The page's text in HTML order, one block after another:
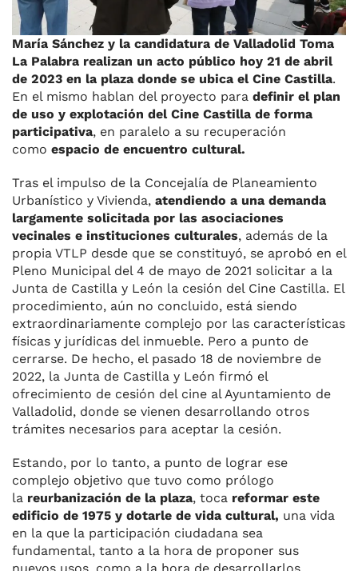
María Sánchez y la candidatura de Valladolid Toma
La Palabra realizan un acto público hoy 21 de abril
de 2023 en la plaza donde se ubica el Cine Castilla.
En el mismo hablan del proyecto para definir el plan
de uso y explotación del Cine Castilla de forma
participativa, en paralelo a su recuperación
como espacio de encuentro cultural.
Tras el impulso de la Concejalía de Planeamiento
Urbanístico y Vivienda, atendiendo a una demanda
largamente solicitada por las asociaciones
vecinales e instituciones culturales, además de la
propia VTLP desde que se constituyó, se aprobó en el
Pleno Municipal del 4 de mayo de 2021 solicitar a la
Junta de Castilla y León la cesión del Cine Castilla. El
procedimiento, aún no concluido, está siendo
extraordinariamente complejo por las características
físicas y jurídicas del inmueble. Pero a punto de
cerrarse. De hecho, el pasado 18 de noviembre de
2022, la Junta de Castilla y León firmó el
ofrecimiento de cesión del cine al Ayuntamiento de
Valladolid, donde se vienen desarrollando otros
trámites necesarios para aceptar la cesión.
Estando, por lo tanto, a punto de lograr ese
complejo objetivo que tuvo como prólogo
la reurbanización de la plaza, toca reformar este
edificio de 1975 y dotarle de vida cultural, una vida
en la que la participación ciudadana sea
fundamental, tanto a la hora de proponer sus